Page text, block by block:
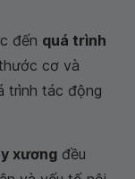
đến quá trình
cơ và
trình tác động
xương đều